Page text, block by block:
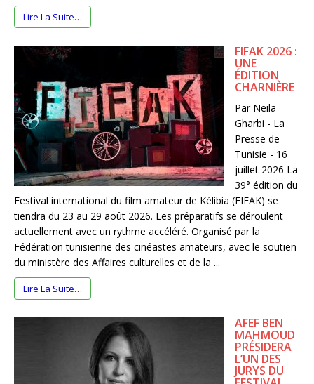
Lire La Suite…
FIFAK 2026 :
UNE
ÉDITION
CHARNIÈRE
Par Neila
Gharbi - La
Presse de
Tunisie - 16
juillet 2026 La
39° édition du
Festival international du film amateur de Kélibia (FIFAK) se
tiendra du 23 au 29 août 2026. Les préparatifs se déroulent
actuellement avec un rythme accéléré. Organisé par la
Fédération tunisienne des cinéastes amateurs, avec le soutien
du ministère des Affaires culturelles et de la ...
Lire La Suite…
AFEF BEN
MAHMOUD
PRÉSIDERA
L’UN DES
JURYS DU